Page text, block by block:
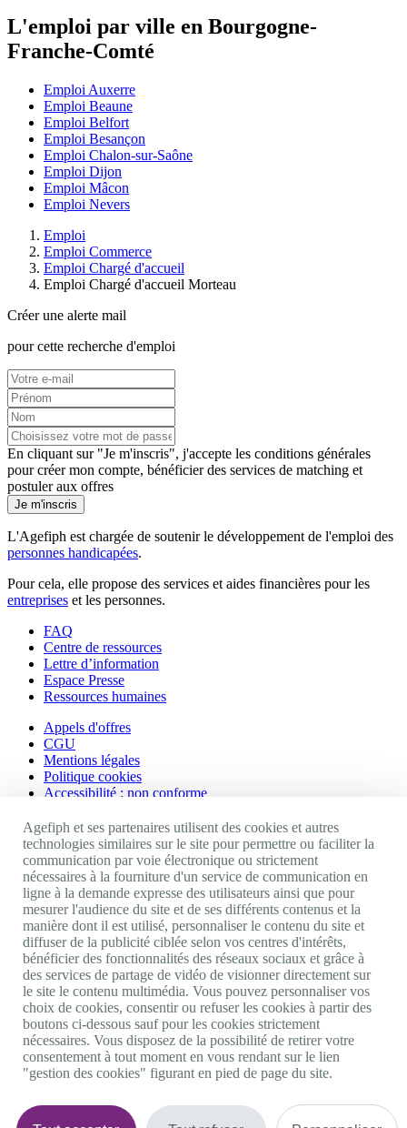
L'emploi par ville en Bourgogne-
Franche-Comté
Emploi Auxerre
Emploi Beaune
Emploi Belfort
Emploi Besançon
Emploi Chalon-sur-Saône
Emploi Dijon
Emploi Mâcon
Emploi Nevers
Emploi
Emploi Commerce
Emploi Chargé d'accueil
Emploi Chargé d'accueil Morteau
Créer une alerte mail
pour cette recherche d'emploi
En cliquant sur "Je m'inscris", j'accepte les conditions générales
pour créer mon compte, bénéficier des services de matching et
postuler aux offres
Je m'inscris
L'Agefiph est chargée de soutenir le développement de l'emploi des
personnes handicapées.
Pour cela, elle propose des services et aides financières pour les
entreprises et les personnes.
FAQ
Centre de ressources
Lettre d’information
Espace Presse
Ressources humaines
Appels d'offres
CGU
Mentions légales
Politique cookies
Accessibilité : non conforme
Nos autres sites
Site portail Agefiph
Activateur de progrès
Handinnov
Innovation et recherche
Université du RRH
Service AppuiPro
Nous suivre
Youtube
Linkedin
Facebook
Twitter
0 800 11 10 09Services & appel gratuitsDe 9h à 18h.
Agefiph et ses partenaires utilisent des cookies et autres
technologies similaires sur le site pour permettre ou faciliter la
communication par voie électronique ou strictement
nécessaires à la fourniture d'un service de communication en
ligne à la demande expresse des utilisateurs ainsi que pour
mesurer l'audience du site et de ses différents contenus et la
manière dont il est utilisé, personnaliser le contenu du site et
diffuser de la publicité ciblée selon vos centres d'intérêts,
bénéficier des fonctionnalités des réseaux sociaux et grâce à
des services de partage de vidéo de visionner directement sur
le site le contenu multimédia. Vous pouvez personnaliser vos
choix de cookies, consentir ou refuser les cookies à partir des
boutons ci-dessous sauf pour les cookies strictement
nécessaires. Vous disposez de la possibilité de retirer votre
consentement à tout moment en vous rendant sur le lien
"gestion des cookies" figurant en pied de page du site.